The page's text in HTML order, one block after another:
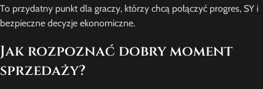
To przydatny punkt dla graczy, którzy chcą połączyć progres, SY i
bezpieczne decyzje ekonomiczne.
Jak rozpoznać dobry moment
sprzedaży?